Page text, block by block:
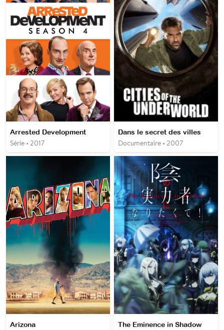
Arrested Development
Série • 2017
Dans le secret des villes
Documentaire • 2007
Arizona The Eminence in Shadow